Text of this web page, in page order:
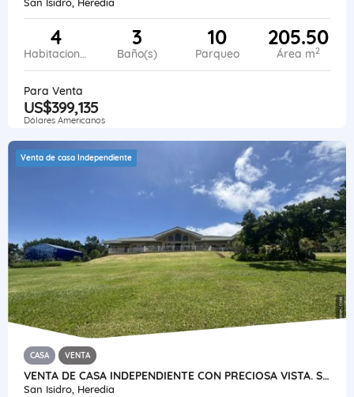
4
Habitaciones
3
Baño(s)
10
Parqueo
205.50
Área m2
Para Venta
US$399,135
Dólares Americanos
Venta de casa Independiente
CASA VENTA
VENTA DE CASA INDEPENDIENTE CON PRECIOSA VISTA. SAN ISIDRO DE HEREDIA
San Isidro, Heredia